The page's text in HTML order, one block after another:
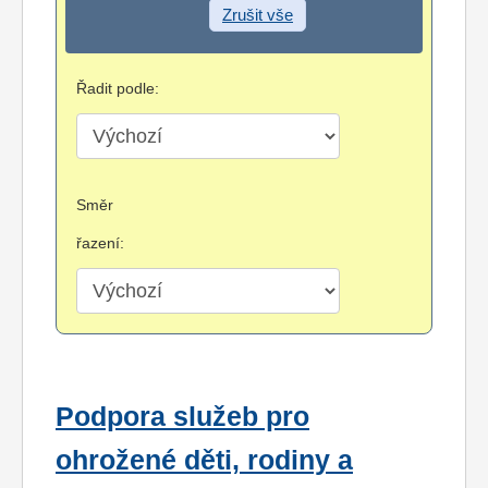
Zrušit vše
Řadit podle:
Směr
řazení:
Podpora služeb pro
ohrožené děti, rodiny a